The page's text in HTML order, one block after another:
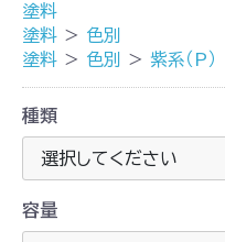
塗料
塗料 ＞ 色別
塗料 ＞ 色別 ＞ 紫系（P）
種類
容量